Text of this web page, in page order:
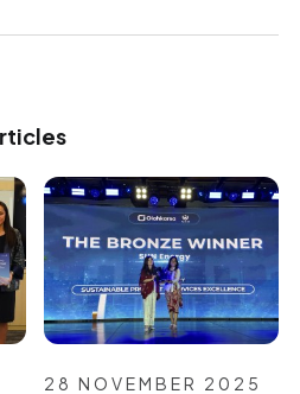
28 NOVEMBER 2025